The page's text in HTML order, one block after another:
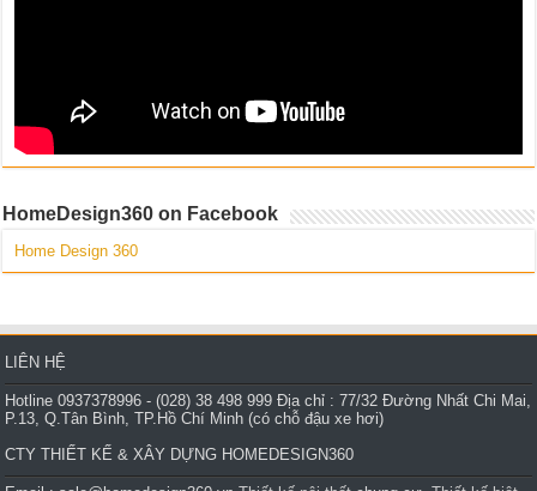
Thiết kế nội thất căn hộ chung cư Botanica – Gia
9,536
Thiết kế biệt thự phố-TP.Buôn Mê Thuột-T.Đăklắk –
đình anh Tuân.
HomeDesign360 on Facebook
Home Design 360
LIÊN HỆ
Hotline 0937378996 - (028) 38 498 999 Địa chỉ : 77/32 Đường Nhất Chi Mai,
P.13, Q.Tân Bình, TP.Hồ Chí Minh (có chỗ đậu xe hơi)
CTY THIẾT KẾ & XÂY DỰNG HOMEDESIGN360